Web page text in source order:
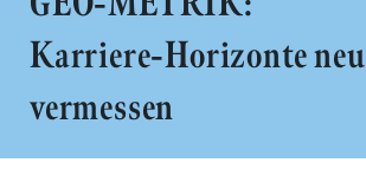
Karriere-Horizonte neu
vermessen